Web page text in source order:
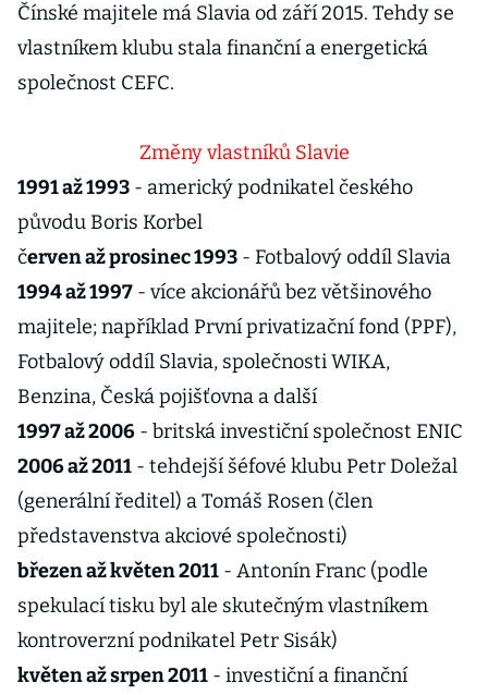
Čínské majitele má Slavia od září 2015. Tehdy se
vlastníkem klubu stala finanční a energetická
společnost CEFC.
Změny vlastníků Slavie
1991 až 1993 - americký podnikatel českého
původu Boris Korbel
červen až prosinec 1993 - Fotbalový oddíl Slavia
1994 až 1997 - více akcionářů bez většinového
majitele; například První privatizační fond (PPF),
Fotbalový oddíl Slavia, společnosti WIKA,
Benzina, Česká pojišťovna a další
1997 až 2006 - britská investiční společnost ENIC
2006 až 2011 - tehdejší šéfové klubu Petr Doležal
(generální ředitel) a Tomáš Rosen (člen
představenstva akciové společnosti)
březen až květen 2011 - Antonín Franc (podle
spekulací tisku byl ale skutečným vlastníkem
kontroverzní podnikatel Petr Sisák)
květen až srpen 2011 - investiční a finanční